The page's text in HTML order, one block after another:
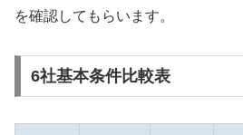
を確認してもらいます。
6社基本条件比較表